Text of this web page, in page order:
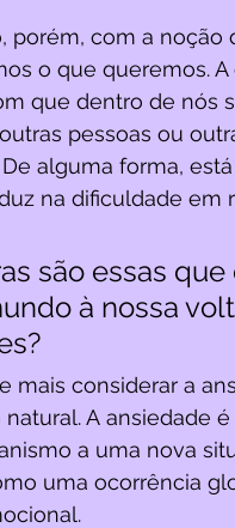
porém, com a
o que queremos.
que dentro de
pessoas ou
alguma forma,
na dificuldade
são essas
à nossa
mais considerar a
A ansiedade
a uma nova
uma ocorrência